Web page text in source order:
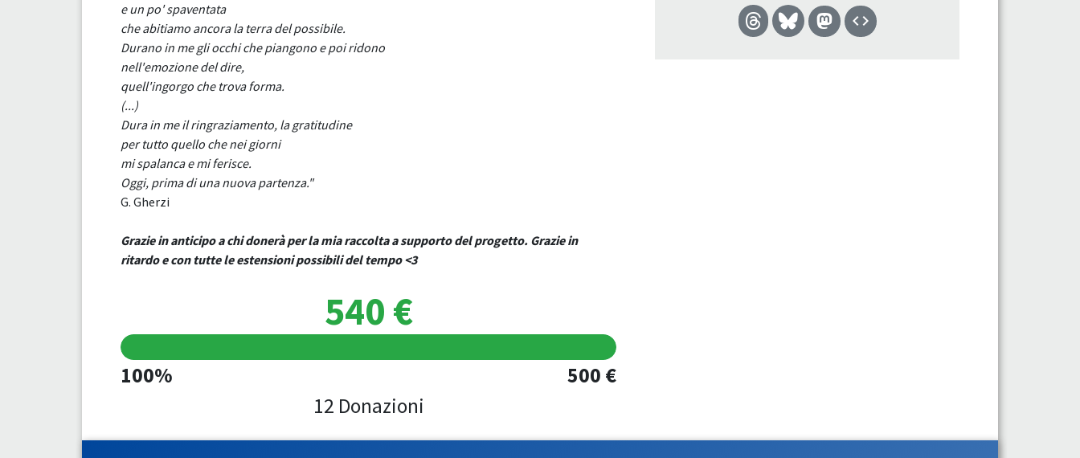
e un po' spaventata
che abitiamo ancora la terra del possibile.
Durano in me gli occhi che piangono e poi ridono
nell'emozione del dire,
quell'ingorgo che trova forma.
(...)
Dura in me il ringraziamento, la gratitudine
per tutto quello che nei giorni
mi spalanca e mi ferisce.
Oggi, prima di una nuova partenza."
G. Gherzi
Grazie in anticipo a chi donerà per la mia raccolta a supporto del progetto. Grazie in
ritardo e con tutte le estensioni possibili del tempo <3
540 €
100%
500 €
12 Donazioni